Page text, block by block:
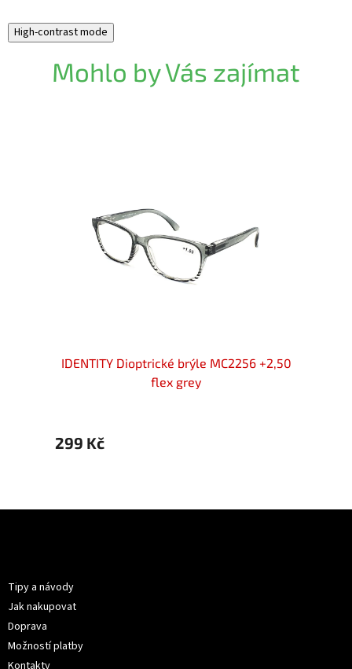
High-contrast mode
Mohlo by Vás zajímat
IDENTITY Dioptrické brýle MC2256 +2,50
flex grey
299 Kč
Tipy a návody
Jak nakupovat
Doprava
Možností platby